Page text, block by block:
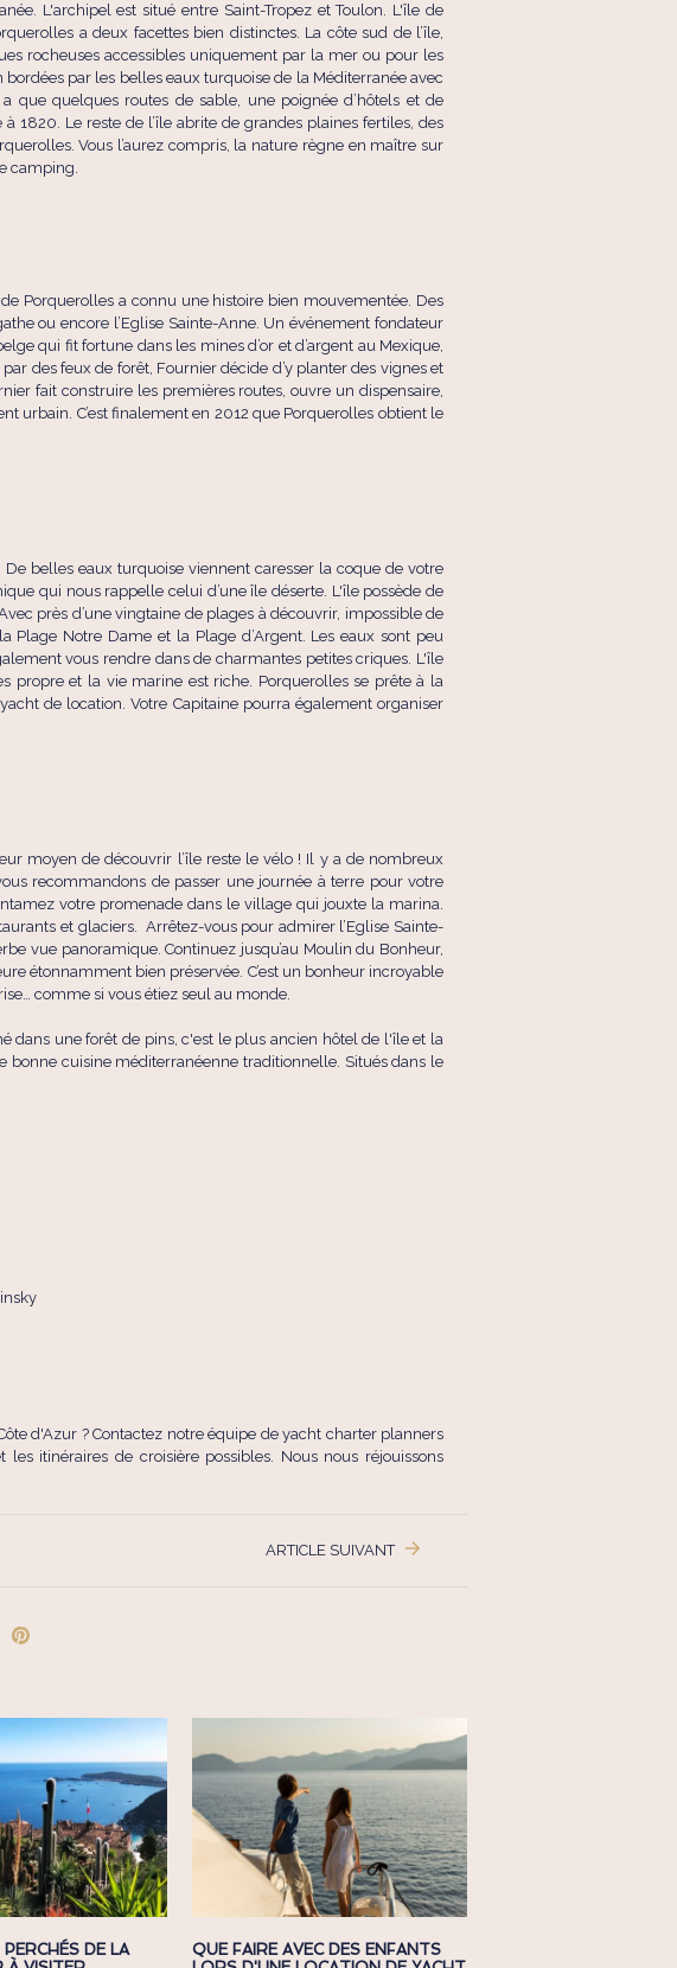
L'archipel est situé entre Saint-Tropez et Toulon. L'île de
a deux facettes bien distinctes. La côte sud de l’île,
rocheuses accessibles uniquement par la mer ou pour les
par les belles eaux turquoise de la Méditerranée avec
que quelques routes de sable, une poignée d’hôtels et de
Le reste de l’île abrite de grandes plaines fertiles, des
Vous l’aurez compris, la nature règne en maître sur
camping.
Porquerolles a connu une histoire bien mouvementée. Des
ou encore l’Eglise Sainte-Anne. Un événement fondateur
qui fit fortune dans les mines d’or et d’argent au Mexique,
des feux de forêt, Fournier décide d’y planter des vignes et
fait construire les premières routes, ouvre un dispensaire,
urbain. C’est finalement en 2012 que Porquerolles obtient le
De belles eaux turquoise viennent caresser la coque de votre
qui nous rappelle celui d’une île déserte. L'île possède de
près d’une vingtaine de plages à découvrir, impossible de
Plage Notre Dame et la Plage d’Argent. Les eaux sont peu
vous rendre dans de charmantes petites criques. L'île
propre et la vie marine est riche. Porquerolles se prête à la
de location. Votre Capitaine pourra également organiser
moyen de découvrir l’île reste le vélo ! Il y a de nombreux
recommandons de passer une journée à terre pour votre
votre promenade dans le village qui jouxte la marina.
et glaciers. Arrêtez-vous pour admirer l’Eglise Sainte-
vue panoramique. Continuez jusqu’au Moulin du Bonheur,
étonnamment bien préservée. C’est un bonheur incroyable
comme si vous étiez seul au monde.
dans une forêt de pins, c'est le plus ancien hôtel de l'île et la
cuisine méditerranéenne traditionnelle. Situés dans le
d'Azur ? Contactez notre équipe de yacht charter planners
itinéraires de croisière possibles. Nous nous réjouissons
ARTICLE SUIVANT
PERCHÉS DE LA
QUE FAIRE AVEC DES ENFANTS